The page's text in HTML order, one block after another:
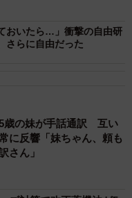
おいたら…」衝撃の自由研
さらに自由だった
歳の妹が手話通訳 互い
に反響「妹ちゃん、頼も
さん」